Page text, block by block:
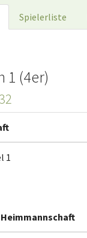
Spielerliste
1 (4er)
1
Heimmannschaft